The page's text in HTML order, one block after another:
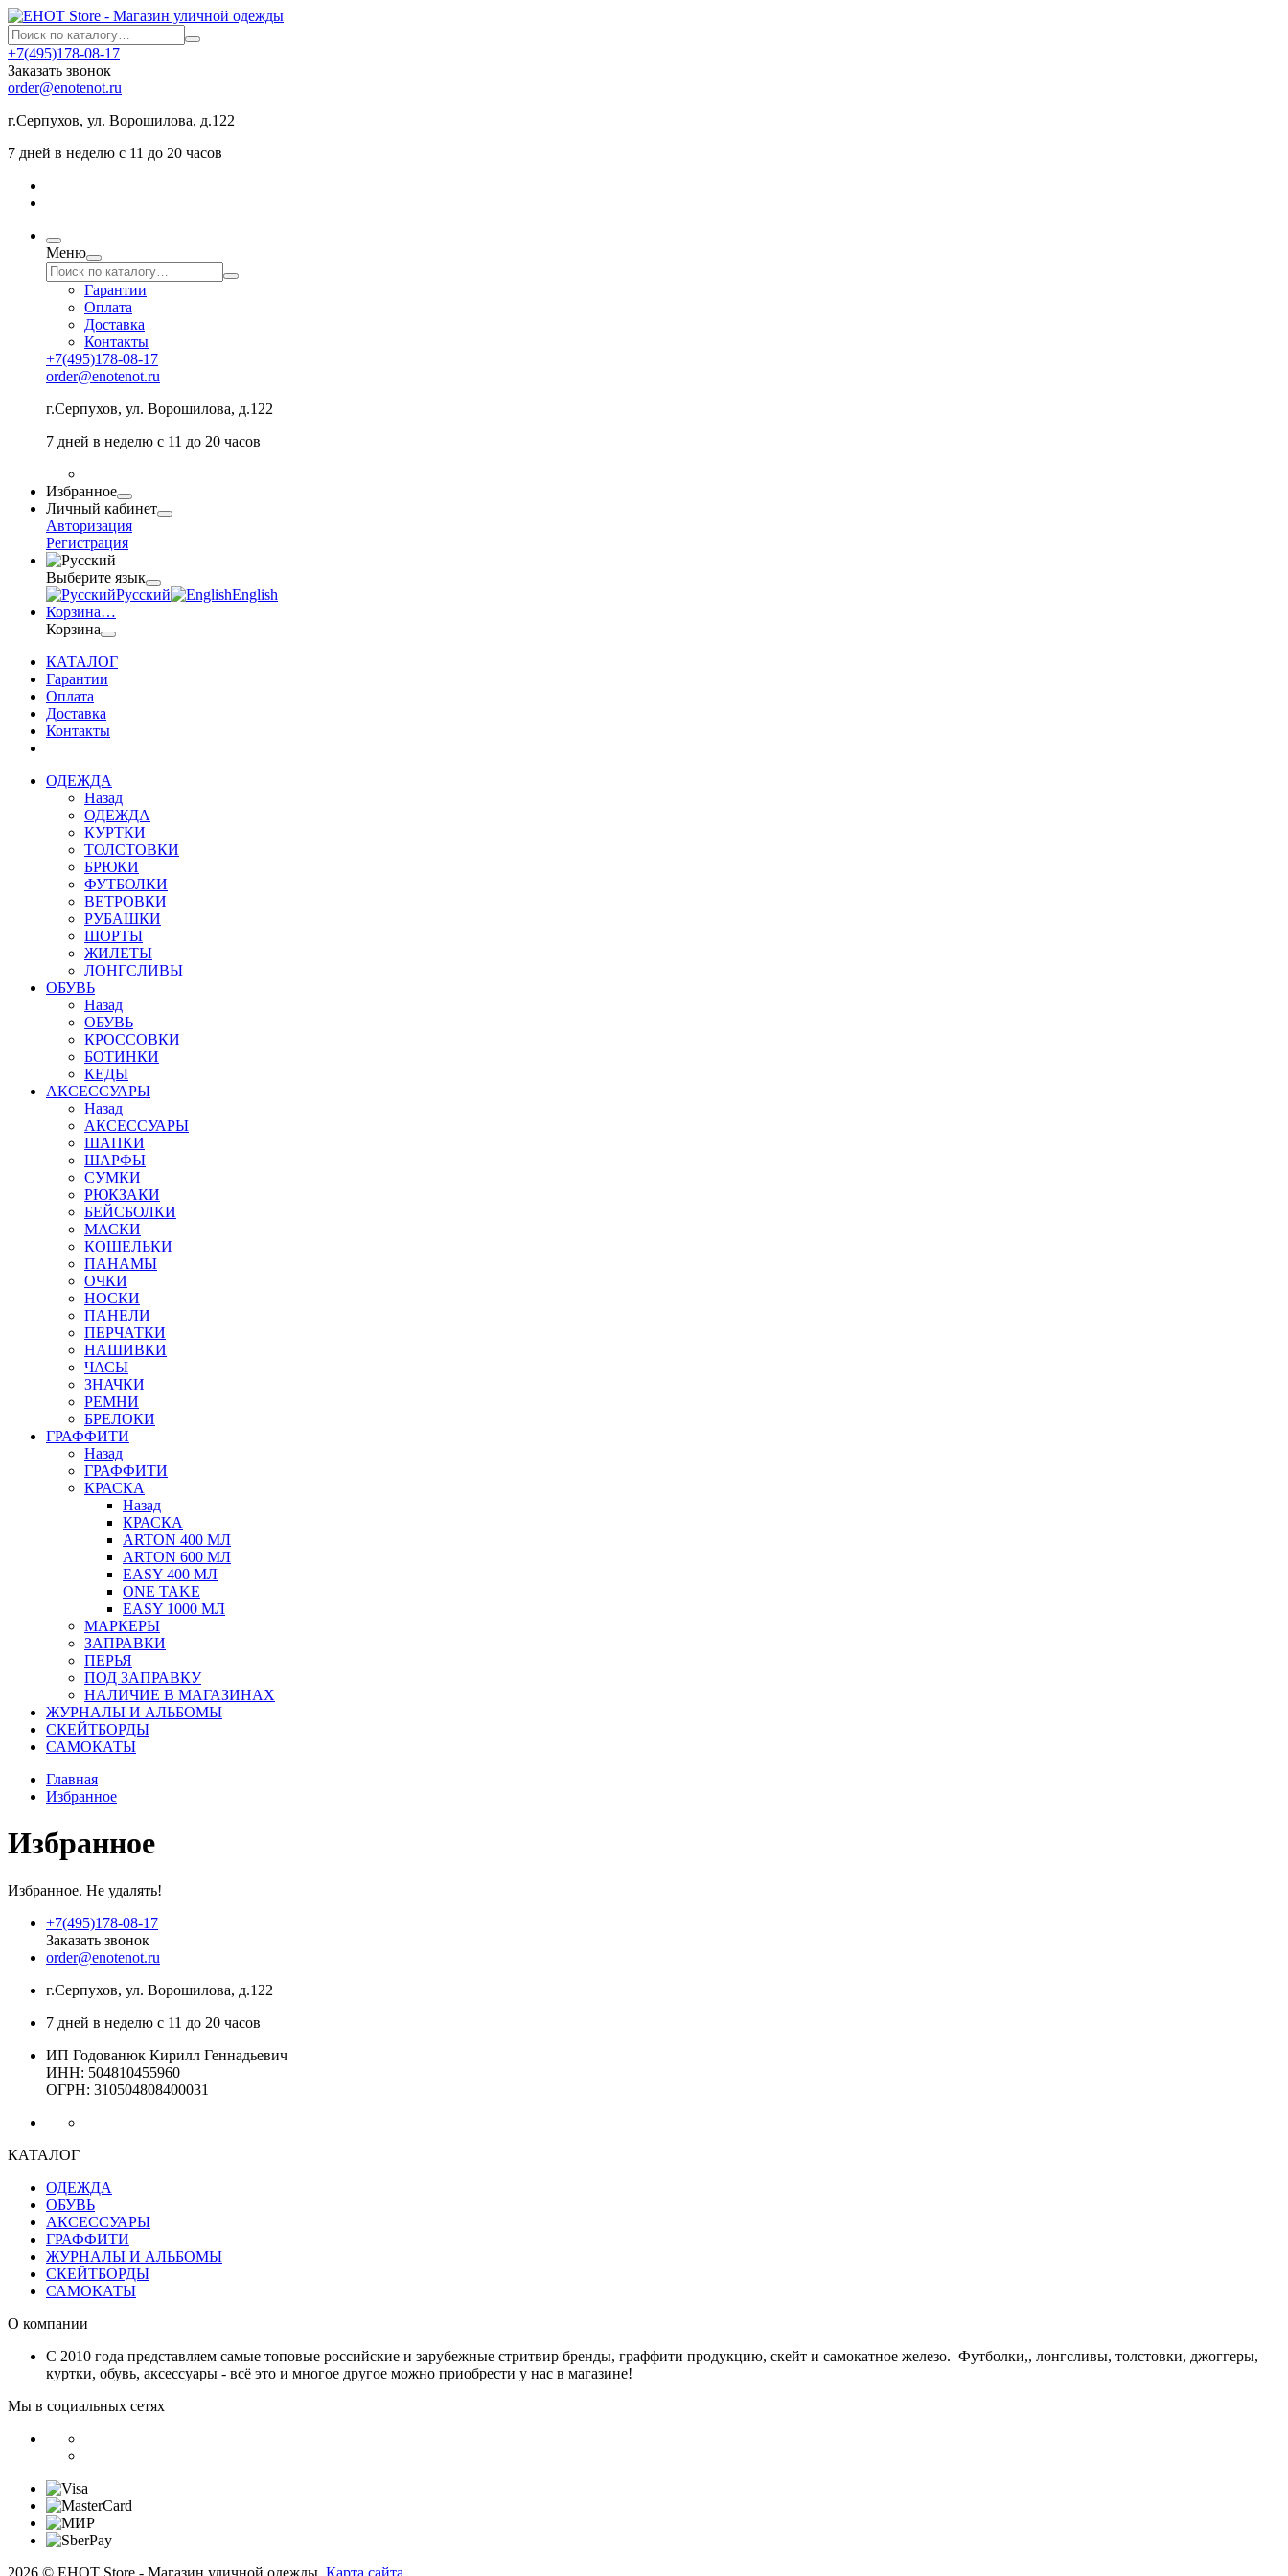
+7(495)178-08-17
Заказать звонок
order@enotenot.ru
г.Серпухов, ул. Ворошилова, д.122
7 дней в неделю с 11 до 20 часов
Меню
Гарантии
Оплата
Доставка
Контакты
+7(495)178-08-17
order@enotenot.ru
г.Серпухов, ул. Ворошилова, д.122
7 дней в неделю с 11 до 20 часов
Избранное
Личный кабинет
Авторизация
Регистрация
Выберите язык
Русский
English
Корзина…
Корзина
КАТАЛОГ
Гарантии
Оплата
Доставка
Контакты
ОДЕЖДА
Назад
ОДЕЖДА
КУРТКИ
ТОЛСТОВКИ
БРЮКИ
ФУТБОЛКИ
ВЕТРОВКИ
РУБАШКИ
ШОРТЫ
ЖИЛЕТЫ
ЛОНГСЛИВЫ
ОБУВЬ
Назад
ОБУВЬ
КРОССОВКИ
БОТИНКИ
КЕДЫ
АКСЕССУАРЫ
Назад
АКСЕССУАРЫ
ШАПКИ
ШАРФЫ
СУМКИ
РЮКЗАКИ
БЕЙСБОЛКИ
МАСКИ
КОШЕЛЬКИ
ПАНАМЫ
ОЧКИ
НОСКИ
ПАНЕЛИ
ПЕРЧАТКИ
НАШИВКИ
ЧАСЫ
ЗНАЧКИ
РЕМНИ
БРЕЛОКИ
ГРАФФИТИ
Назад
ГРАФФИТИ
КРАСКА
Назад
КРАСКА
ARTON 400 МЛ
ARTON 600 МЛ
EASY 400 МЛ
ONE TAKE
EASY 1000 МЛ
МАРКЕРЫ
ЗАПРАВКИ
ПЕРЬЯ
ПОД ЗАПРАВКУ
НАЛИЧИЕ В МАГАЗИНАХ
ЖУРНАЛЫ И АЛЬБОМЫ
СКЕЙТБОРДЫ
САМОКАТЫ
Главная
Избранное
Избранное
Избранное. Не удалять!
+7(495)178-08-17
Заказать звонок
order@enotenot.ru
г.Серпухов, ул. Ворошилова, д.122
7 дней в неделю с 11 до 20 часов
ИП Годованюк Кирилл Геннадьевич
ИНН: 504810455960
ОГРН: 310504808400031
КАТАЛОГ
ОДЕЖДА
ОБУВЬ
АКСЕССУАРЫ
ГРАФФИТИ
ЖУРНАЛЫ И АЛЬБОМЫ
СКЕЙТБОРДЫ
САМОКАТЫ
О компании
С 2010 года представляем самые топовые российские и зарубежные стритвир бренды, граффити продукцию, скейт и самокатное железо. Футболки,, лонгсливы, толстовки, джоггеры,
куртки, обувь, аксессуары - всё это и многое другое можно приобрести у нас в магазине!
Мы в социальных сетях
2026 © EHOT Store - Магазин уличной одежды. Карта сайта